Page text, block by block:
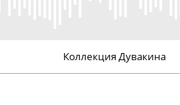
Коллекция Дувакина